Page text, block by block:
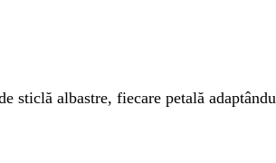
sticlă albastre, fiecare petală